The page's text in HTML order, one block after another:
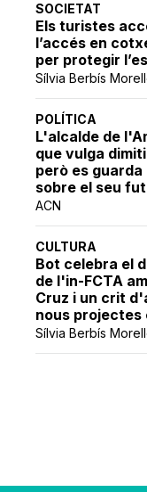
SOCIETAT
Els turistes
l’accés en
per protegir
Sílvia Berbís
POLÍTICA
L'alcalde de
que vulga
però es guarda
sobre el seu
ACN
CULTURA
Bot celebra el
de l'in-FCTA
Cruz i un crit
nous projectes
Sílvia Berbís